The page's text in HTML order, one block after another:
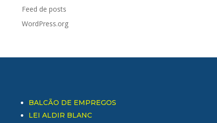
Feed de posts
WordPress.org
BALCÃO DE EMPREGOS
LEI ALDIR BLANC